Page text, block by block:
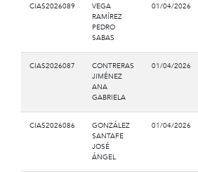
CIAS2026089
VEGA
RAMÍREZ
PEDRO
SABAS
01/04/2026
CIAS2026087
CONTRERAS
JIMÉNEZ
ANA
GABRIELA
01/04/2026
CIAS2026086
GONZÁLEZ
SANTAFE
JOSÉ
ÁNGEL
01/04/2026